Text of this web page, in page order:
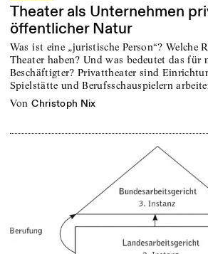
Theater als Unternehmen
öffentlicher Natur
Was ist eine „juristische Person“? Welche
Theater haben? Und was bedeutet das für
Beschäftigter? Privattheater sind
Spielstätte und Berufsschauspielern
von Christoph Nix